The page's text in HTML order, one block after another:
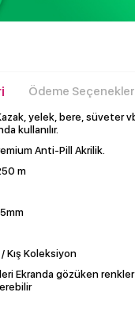
Ödeme
yelek, bere, süveter
kullanılır.
Anti-Pill Akrilik.
m
Kış Koleksiyon
Ekranda gözüken